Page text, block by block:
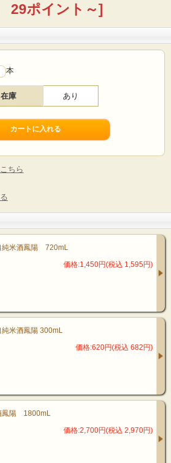
29ポイント～]
本
在庫 あり
ちら
純米酒鳳陽 720mL
価格:1,450円(税込 1,595円)
純米酒鳳陽 300mL
価格:620円(税込 682円)
鳳陽 1800mL
価格:2,700円(税込 2,970円)